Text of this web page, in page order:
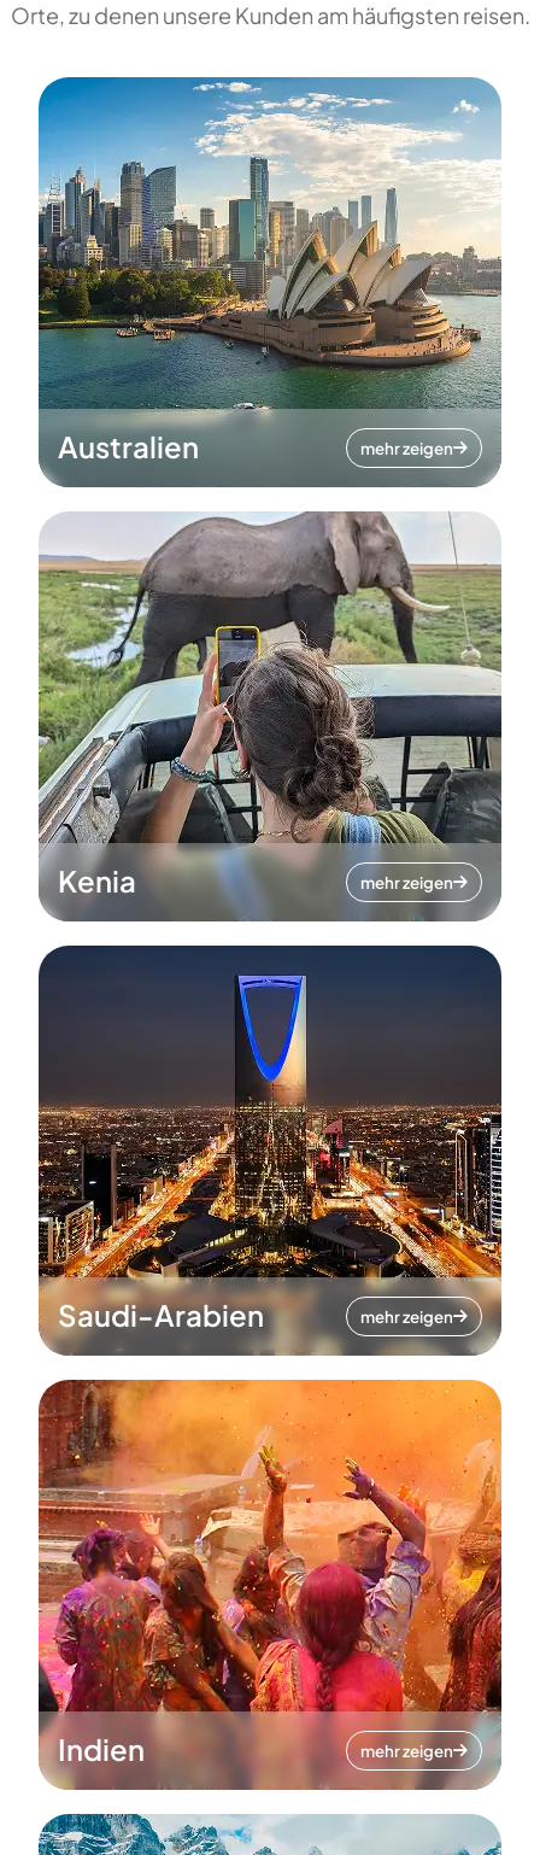
Orte, zu denen unsere Kunden am häufigsten reisen.
Australien mehr zeigen
Kenia mehr zeigen
Saudi-Arabien mehr zeigen
Indien mehr zeigen